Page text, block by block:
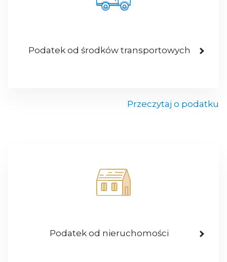
Podatek od środków transportowych
Przeczytaj o podatku
Podatek od nieruchomości